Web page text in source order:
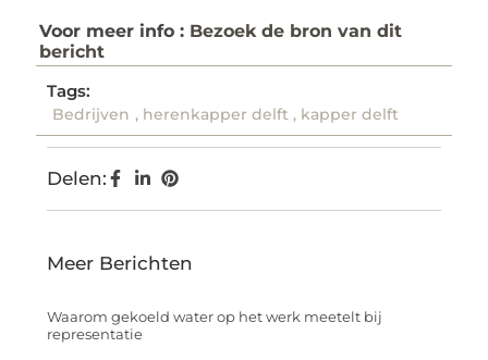
Voor meer info : Bezoek de bron van dit
bericht
Tags:
Bedrijven , herenkapper delft , kapper delft
Delen:
Meer Berichten
Waarom gekoeld water op het werk meetelt bij
representatie